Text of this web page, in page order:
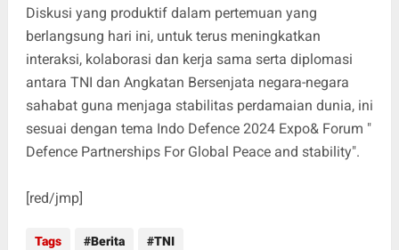
Diskusi yang produktif dalam pertemuan yang
berlangsung hari ini, untuk terus meningkatkan
interaksi, kolaborasi dan kerja sama serta diplomasi
antara TNI dan Angkatan Bersenjata negara-negara
sahabat guna menjaga stabilitas perdamaian dunia, ini
sesuai dengan tema Indo Defence 2024 Expo& Forum "
Defence Partnerships For Global Peace and stability".
[red/jmp]
Tags Berita TNI